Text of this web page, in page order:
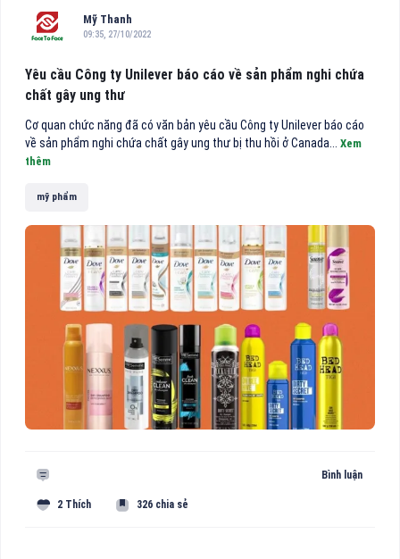
Mỹ Thanh
09:35, 27/10/2022
Yêu cầu Công ty Unilever báo cáo về sản phẩm nghi chứa
chất gây ung thư
Cơ quan chức năng đã có văn bản yêu cầu Công ty Unilever báo cáo
về sản phẩm nghi chứa chất gây ung thư bị thu hồi ở Canada... Xem
thêm
mỹ phẩm
Bình luận
2 Thích 326 chia sẻ